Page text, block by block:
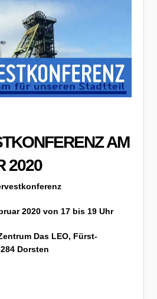
AM
2020
2020 von 17 bis 19 Uhr
Das LEO, Fürst-
Dorsten